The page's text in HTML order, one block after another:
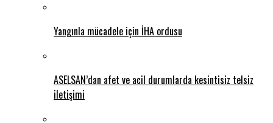
Yangınla mücadele için İHA ordusu
ASELSAN’dan afet ve acil durumlarda kesintisiz telsiz
iletişimi